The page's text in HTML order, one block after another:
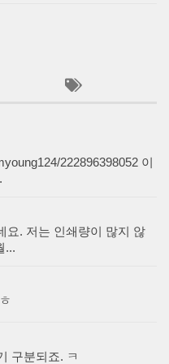
222896398052 이
요. 저는 인쇄량이 많지 않
...
구분되죠. ㅋ